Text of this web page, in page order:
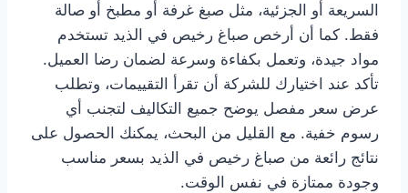
السريعة أو الجزئية، مثل صبغ غرفة أو مطبخ أو صالة
فقط. كما أن أرخص صباغ رخيص في الذيد تستخدم
مواد جيدة، وتعمل بكفاءة وسرعة لضمان رضا العميل.
تأكد عند اختيارك للشركة أن تقرأ التقييمات، وتطلب
عرض سعر مفصل يوضح جميع التكاليف لتجنب أي
رسوم خفية. مع القليل من البحث، يمكنك الحصول على
نتائج رائعة من صباغ رخيص في الذيد بسعر مناسب
وجودة ممتازة في نفس الوقت.